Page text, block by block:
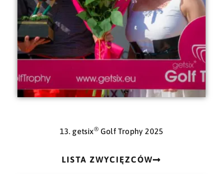
13. getsix®Golf Trophy 2025
LISTA ZWYCIĘZCÓW